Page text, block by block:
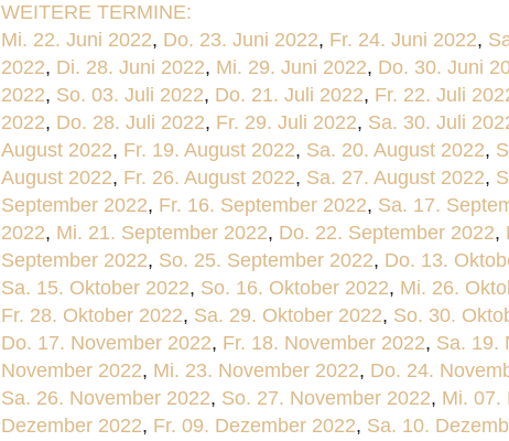
WEITERE TERMINE:
Mi. 22. Juni 2022, Do. 23. Juni 2022, Fr. 24. Juni 2022,
2022, Di. 28. Juni 2022, Mi. 29. Juni 2022, Do. 30. Juni
2022, So. 03. Juli 2022, Do. 21. Juli 2022, Fr. 22. Juli
2022, Do. 28. Juli 2022, Fr. 29. Juli 2022, Sa. 30. Juli
August 2022, Fr. 19. August 2022, Sa. 20. August 2022,
August 2022, Fr. 26. August 2022, Sa. 27. August 2022,
September 2022, Fr. 16. September 2022, Sa. 17.
2022, Mi. 21. September 2022, Do. 22. September 2022,
September 2022, So. 25. September 2022, Do. 13.
Sa. 15. Oktober 2022, So. 16. Oktober 2022, Mi. 26.
Fr. 28. Oktober 2022, Sa. 29. Oktober 2022, So. 30.
Do. 17. November 2022, Fr. 18. November 2022, Sa. 19.
November 2022, Mi. 23. November 2022, Do. 24.
Sa. 26. November 2022, So. 27. November 2022, Mi. 07.
Dezember 2022, Fr. 09. Dezember 2022, Sa. 10.